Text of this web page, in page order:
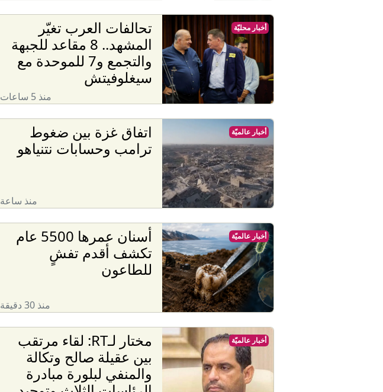
تحالفات العرب تغيّر
المشهد.. 8 مقاعد للجبهة
والتجمع و7 للموحدة مع
سيغلوفيتش
منذ 5 ساعات
أخبار محليّة
اتفاق غزة بين ضغوط
ترامب وحسابات نتنياهو
منذ ساعة
أخبار عالميّة
أسنان عمرها 5500 عام
تكشف أقدم تفشٍ
للطاعون
منذ 30 دقيقة
أخبار عالميّة
مختار لـRT: لقاء مرتقب
بين عقيلة صالح وتكالة
والمنفي لبلورة مبادرة
أخبار عالميّة